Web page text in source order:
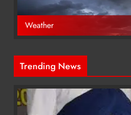
Weather
Trending News